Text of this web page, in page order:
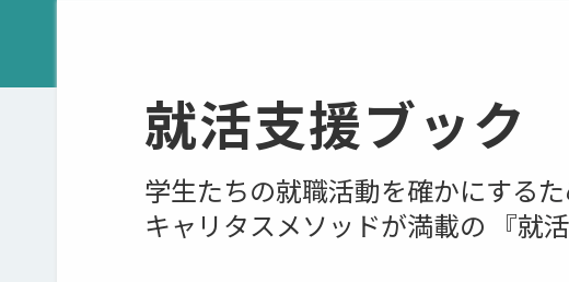
就活支援ブック
学生たちの就職活動を確かにする
キャリタスメソッドが満載の 『就